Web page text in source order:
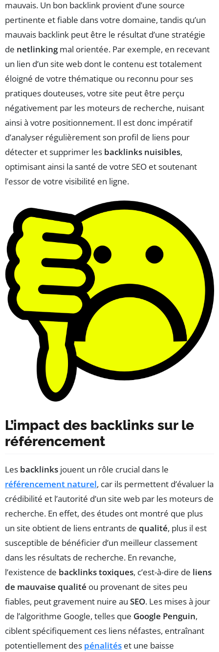
mauvais. Un bon backlink provient d’une source
pertinente et fiable dans votre domaine, tandis qu’un
mauvais backlink peut être le résultat d’une stratégie
de netlinkingmal orientée. Par exemple, en recevant
un lien d’un site web dont le contenu est totalement
éloigné de votre thématique ou reconnu pour ses
pratiques douteuses, votre site peut être perçu
négativement par les moteurs de recherche, nuisant
ainsi à votre positionnement. Il est donc impératif
d’analyser régulièrement son profil de liens pour
détecter et supprimer les backlinks nuisibles,
optimisant ainsi la santé de votre SEO et soutenant
l’essor de votre visibilité en ligne.
L’impact des backlinks sur le
référencement
Les backlinks jouent un rôle crucial dans le
référencement naturel, car ils permettent d’évaluer la
crédibilité et l’autorité d’un site web par les moteurs de
recherche. En effet, des études ont montré que plus
un site obtient de liens entrants de qualité, plus il est
susceptible de bénéficier d’un meilleur classement
dans les résultats de recherche. En revanche,
l’existence de backlinks toxiques, c’est-à-dire de liens
de mauvaise qualité ou provenant de sites peu
fiables, peut gravement nuire au SEO. Les mises à jour
de l’algorithme Google, telles que Google Penguin,
ciblent spécifiquement ces liens néfastes, entraînant
potentiellement des pénalités et une baisse